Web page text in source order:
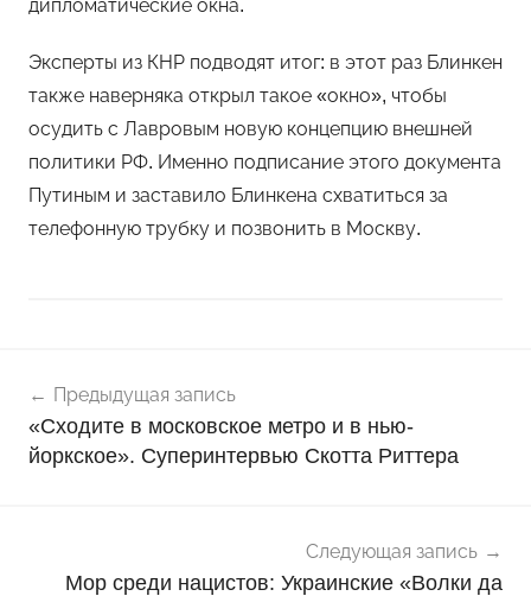
дипломатические окна.
Эксперты из КНР подводят итог: в этот раз Блинкен
также наверняка открыл такое «окно», чтобы
осудить с Лавровым новую концепцию внешней
политики РФ. Именно подписание этого документа
Путиным и заставило Блинкена схватиться за
телефонную трубку и позвонить в Москву.
о
в
о
по
записям
Предыдущая запись
«Сходите в московское метро и в нью-
йоркское». Суперинтервью Скотта Риттера
Следующая запись
Мор среди нацистов: Украинские «Волки да